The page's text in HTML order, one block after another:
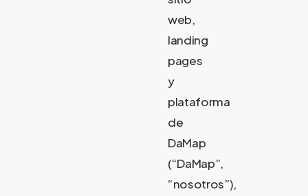
web,
landing
pages
y
plataforma
de
DaMap
(“DaMap”,
“nosotros”),